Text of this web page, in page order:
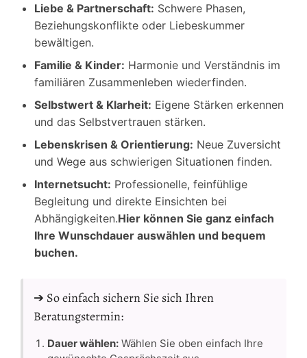
Liebe & Partnerschaft: Schwere Phasen,
Beziehungskonflikte oder Liebeskummer
bewältigen.
Familie & Kinder: Harmonie und Verständnis im
familiären Zusammenleben wiederfinden.
Selbstwert & Klarheit: Eigene Stärken erkennen
und das Selbstvertrauen stärken.
Lebenskrisen & Orientierung: Neue Zuversicht
und Wege aus schwierigen Situationen finden.
Internetsucht: Professionelle, feinfühlige
Begleitung und direkte Einsichten bei
Abhängigkeiten.Hier können Sie ganz einfach
Ihre Wunschdauer auswählen und bequem
buchen.
➔ So einfach sichern Sie sich Ihren
Beratungstermin:
Dauer wählen: Wählen Sie oben einfach Ihre